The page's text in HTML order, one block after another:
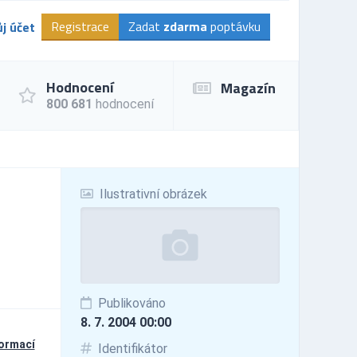
účet Registrace Zadat zdarma poptávku
Hodnocení
800 681 hodnocení
Magazín
Ilustrativní obrázek
Publikováno
8. 7. 2004 00:00
Identifikátor